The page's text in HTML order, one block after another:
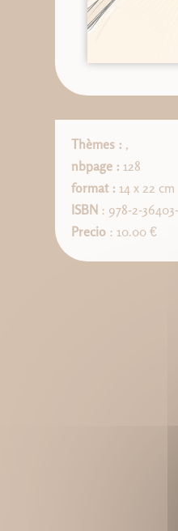
Thèmes : ,
nbpage : 128
format : 14 x 22 cm
ISBN : 978-2-
Precio: 10.00 €